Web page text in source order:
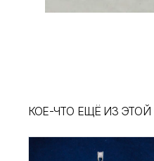
КОЕ-ЧТО ЕЩЁ ИЗ ЭТОЙ